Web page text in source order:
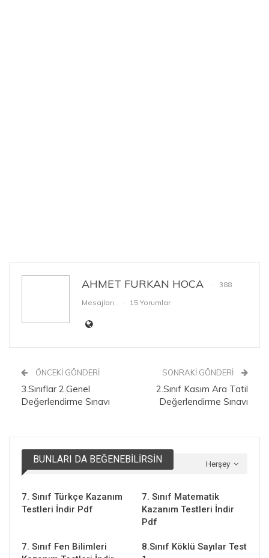
AHMET FURKAN HOCA
388
Mesajları
15 Yorumlar
ÖNCEKI GÖNDERI
3.Sınıflar 2.Genel
Değerlendirme Sınavı
SONRAKI GÖNDERI
2.Sınıf Kasım Ara Tatil
Değerlendirme Sınavı
Herşey
BUNLARI DA BEĞENEBILIRSIN
7. Sınıf Türkçe Kazanım
Testleri İndir Pdf
7. Sınıf Matematik
Kazanım Testleri İndir
Pdf
7. Sınıf Fen Bilimleri
8.Sınıf Köklü Sayılar Test